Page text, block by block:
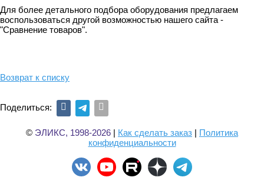
Для более детального подбора оборудования предлагаем
воспользоваться другой возможностью нашего сайта -
"Сравнение товаров".
Возврат к списку
Поделиться:
© ЭЛИКС, 1998-2026 | Как сделать заказ | Политика
конфиденциальности